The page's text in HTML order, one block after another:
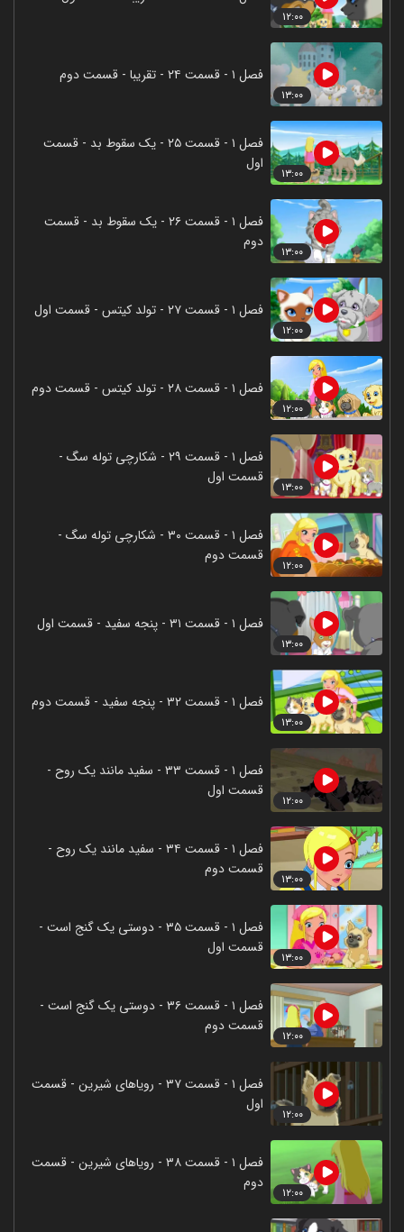
۱۲:۰۰
۱۳:۰۰
فصل ۱ - قسمت ۲۴ - تقریبا - قسمت دوم
۱۳:۰۰
فصل ۱ - قسمت ۲۵ - یک سقوط بد - قسمت
اول
۱۳:۰۰
فصل ۱ - قسمت ۲۶ - یک سقوط بد - قسمت
دوم
۱۲:۰۰
فصل ۱ - قسمت ۲۷ - تولد کیتس - قسمت اول
۱۲:۰۰
فصل ۱ - قسمت ۲۸ - تولد کیتس - قسمت دوم
۱۳:۰۰
فصل ۱ - قسمت ۲۹ - شکارچی توله سگ -
قسمت اول
۱۲:۰۰
فصل ۱ - قسمت ۳۰ - شکارچی توله سگ -
قسمت دوم
۱۳:۰۰
فصل ۱ - قسمت ۳۱ - پنجه سفید - قسمت اول
۱۳:۰۰
فصل ۱ - قسمت ۳۲ - پنجه سفید - قسمت دوم
۱۲:۰۰
فصل ۱ - قسمت ۳۳ - سفید مانند یک روح -
قسمت اول
۱۳:۰۰
فصل ۱ - قسمت ۳۴ - سفید مانند یک روح -
قسمت دوم
۱۳:۰۰
فصل ۱ - قسمت ۳۵ - دوستی یک گنج است -
قسمت اول
۱۲:۰۰
فصل ۱ - قسمت ۳۶ - دوستی یک گنج است -
قسمت دوم
۱۲:۰۰
فصل ۱ - قسمت ۳۷ - رویاهای شیرین - قسمت
اول
۱۲:۰۰
فصل ۱ - قسمت ۳۸ - رویاهای شیرین - قسمت
دوم